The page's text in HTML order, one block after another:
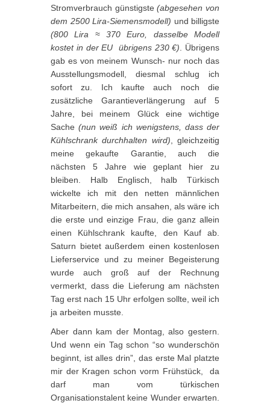
Stromverbrauch günstigste(abgesehen von
dem 2500 Lira-Siemensmodell) und billigste
(800 Lira ≈ 370 Euro, dasselbe Modell
kostet in der EU übrigens 230 €) . Übrigens
gab es von meinem Wunsch- nur noch das
Ausstellungsmodell, diesmal schlug ich
sofort zu. Ich kaufte auch noch die
zusätzliche Garantieverlängerung auf 5
Jahre, bei meinem Glück eine wichtige
Sache(nun weiß ich wenigstens, dass der
Kühlschrank durchhalten wird) , gleichzeitig
meine gekaufte Garantie, auch die
nächsten 5 Jahre wie geplant hier zu
bleiben. Halb Englisch, halb Türkisch
wickelte ich mit den netten männlichen
Mitarbeitern, die mich ansahen, als wäre ich
die erste und einzige Frau, die ganz allein
einen Kühlschrank kaufte, den Kauf ab.
Saturn bietet außerdem einen kostenlosen
Lieferservice und zu meiner Begeisterung
wurde auch groß auf der Rechnung
vermerkt, dass die Lieferung am nächsten
Tag erst nach 15 Uhr erfolgen sollte, weil ich
ja arbeiten musste.
Aber dann kam der Montag, also gestern.
Und wenn ein Tag schon “so wunderschön
beginnt, ist alles drin”, das erste Mal platzte
mir der Kragen schon vorm Frühstück, da
darf man vom türkischen
Organisationstalent keine Wunder erwarten.